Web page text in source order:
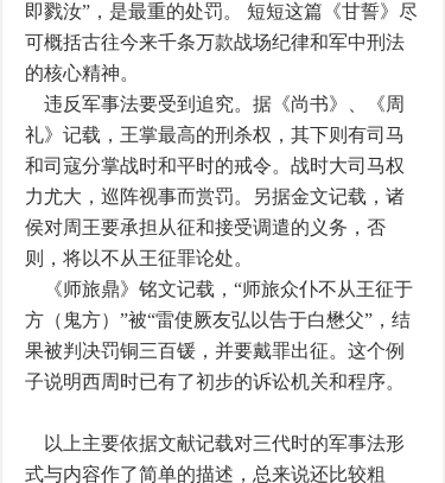
即戮汝”，是最重的处罚。 短短这篇《甘誓》尽
可概括古往今来千条万款战场纪律和军中刑法
的核心精神。
违反军事法要受到追究。据《尚书》、《周
礼》记载，王掌最高的刑杀权，其下则有司马
和司寇分掌战时和平时的戒令。战时大司马权
力尤大，巡阵视事而赏罚。另据金文记载，诸
侯对周王要承担从征和接受调遣的义务，否
则，将以不从王征罪论处。
《师旅鼎》铭文记载，“师旅众仆不从王征于
方（鬼方）”被“雷使厥友弘以告于白懋父”，结
果被判决罚铜三百锾，并要戴罪出征。这个例
子说明西周时已有了初步的诉讼机关和程序。
以上主要依据文献记载对三代时的军事法形
式与内容作了简单的描述，总来说还比较粗